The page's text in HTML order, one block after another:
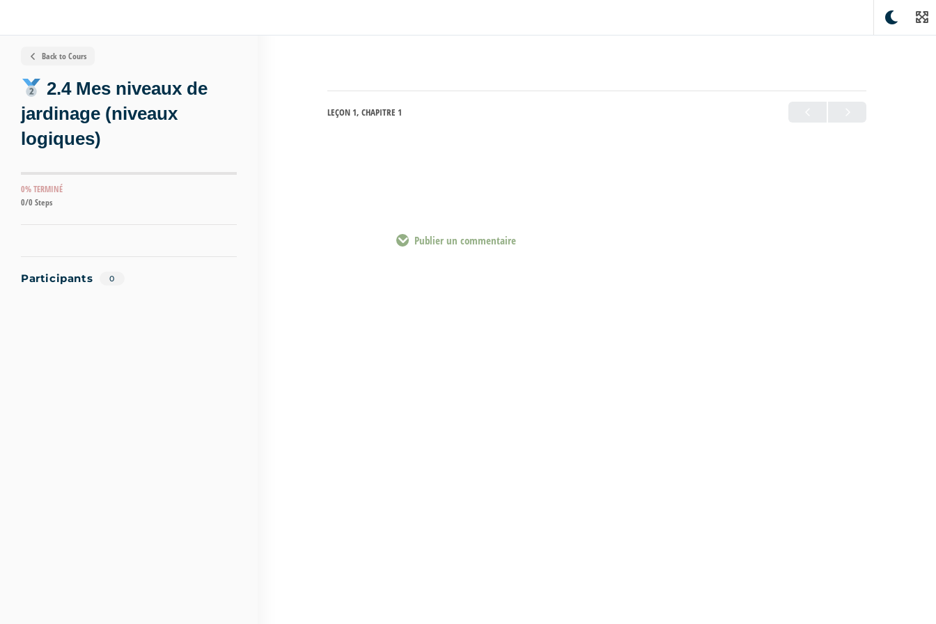
Back to Cours
2.4 Mes niveaux de
jardinage (niveaux
logiques)
0% TERMINÉ
0/0 Steps
Participants 0
LEÇON 1, CHAPITRE 1
Publier un commentaire